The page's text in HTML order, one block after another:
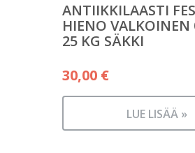
ANTIIKKILAASTI
HIENO
25 KG SÄKKI
30,00 €
LUE LISÄÄ »